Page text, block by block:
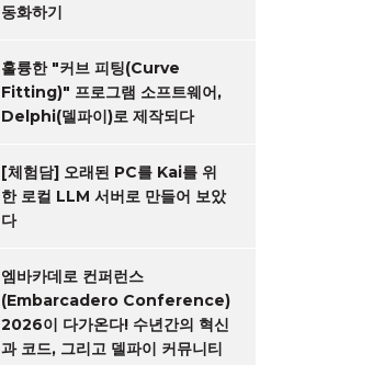
동화하기
훌륭한 "커브 피팅(Curve
Fitting)" 프로그램 소프트웨어,
Delphi(델파이)로 제작되다
[체험담] 오래된 PC를 Kai를 위
한 로컬 LLM 서버로 만들어 보았
다
엠바카데로 컨퍼런스
(Embarcadero Conference)
2026이 다가온다! 수년간의 혁신
과 코드, 그리고 델파이 커뮤니티